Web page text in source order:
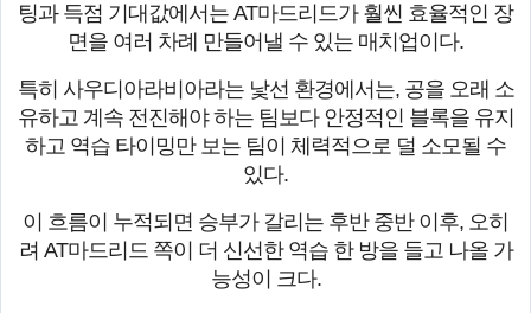
팅과 득점 기대값에서는 AT마드리드가 훨씬 효율적인 장
면을 여러 차례 만들어낼 수 있는 매치업이다.
특히 사우디아라비아라는 낯선 환경에서는, 공을 오래 소
유하고 계속 전진해야 하는 팀보다 안정적인 블록을 유지
하고 역습 타이밍만 보는 팀이 체력적으로 덜 소모될 수
있다.
이 흐름이 누적되면 승부가 갈리는 후반 중반 이후, 오히
려 AT마드리드 쪽이 더 신선한 역습 한 방을 들고 나올 가
능성이 크다.